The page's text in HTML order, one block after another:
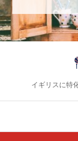
イギリスに特